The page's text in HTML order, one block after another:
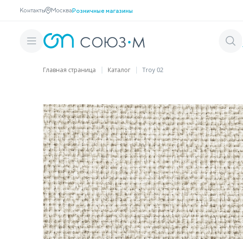
Контакты МоскваРозничные магазины
Главная страница Каталог Troy 02